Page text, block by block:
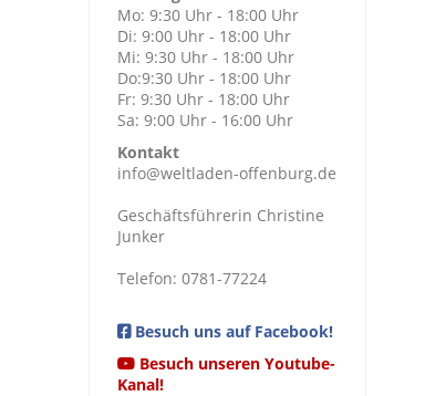
Mo: 9:30 Uhr - 18:00 Uhr
Di: 9:00 Uhr - 18:00 Uhr
Mi: 9:30 Uhr - 18:00 Uhr
Do:9:30 Uhr - 18:00 Uhr
Fr: 9:30 Uhr - 18:00 Uhr
Sa: 9:00 Uhr - 16:00 Uhr
Kontakt
info@weltladen-offenburg.de
Geschäftsführerin Christine
Junker
Telefon: 0781-77224
Besuch uns auf Facebook!
Besuch unseren Youtube-
Kanal!